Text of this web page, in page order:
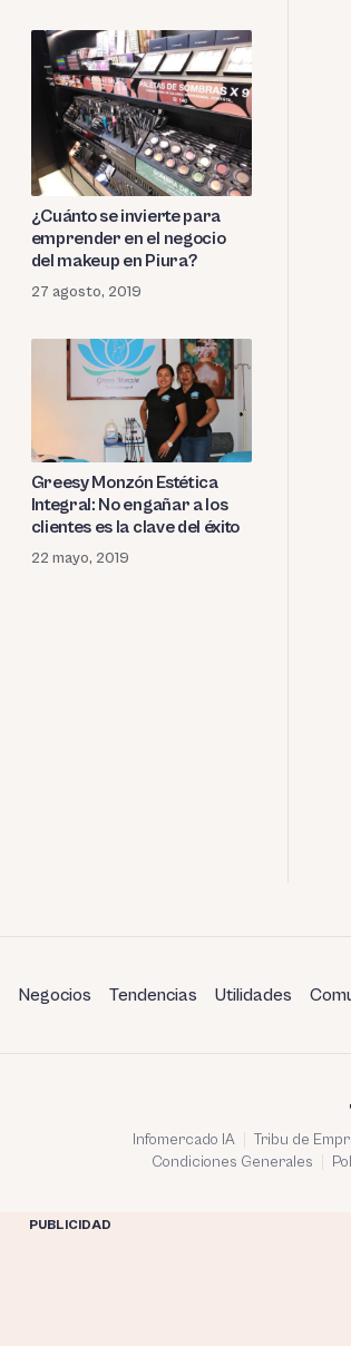
¿Cuánto se invierte para
emprender en el negocio
del makeup en Piura?
27 agosto, 2019
Greesy Monzón Estética
Integral: No engañar a los
clientes es la clave del éxito
22 mayo, 2019
Negocios Tendencias Utilidades
Infomercado IA Tribu de
Condiciones Generales
PUBLICIDAD